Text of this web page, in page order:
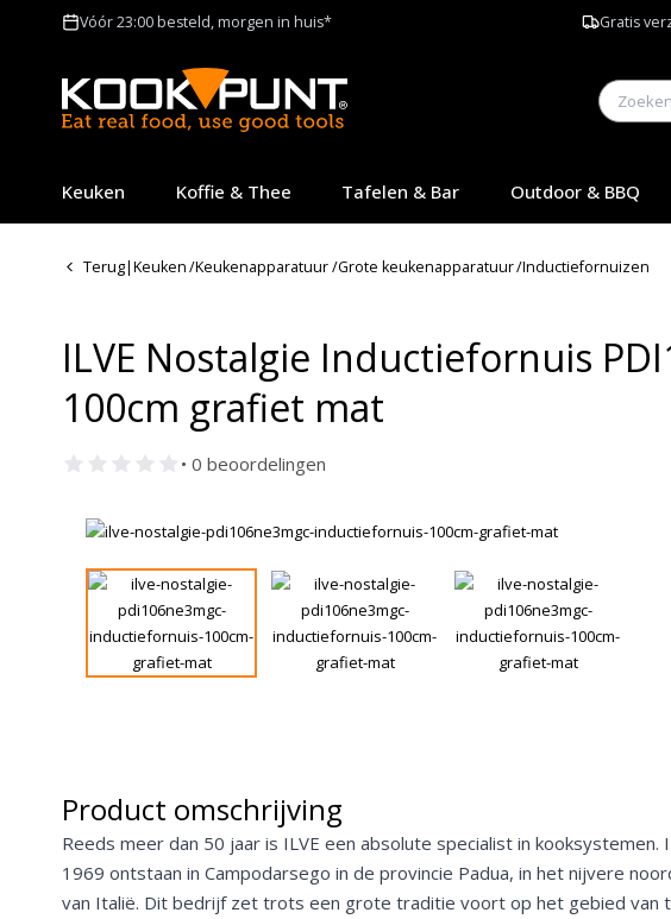
Vóór 23:00 besteld, morgen in huis* Gratis
Keuken Koffie & Thee Tafelen & Bar Outdoor & BBQ
Terug|Keuken/Keukenapparatuur/Grote keukenapparatuur/Inductiefornuizen
ILVE Nostalgie Inductiefornuis
100cm grafiet mat
• 0 beoordelingen
Product omschrijving
Reeds meer dan 50 jaar is ILVE een absolute specialist in kooksystemen.
1969 ontstaan in Campodarsego in de provincie Padua, in het nijvere
van Italië. Dit bedrijf zet trots een grote traditie voort op het gebied van